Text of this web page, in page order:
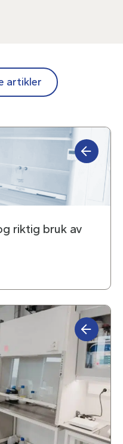
artikler
riktig bruk av